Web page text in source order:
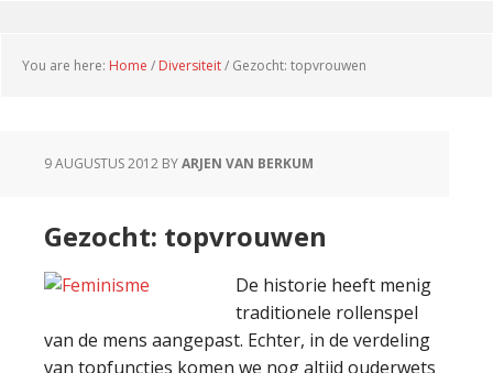
You are here: Home / Diversiteit/ Gezocht: topvrouwen
9 AUGUSTUS 2012 BYARJEN VAN BERKUM
Gezocht: topvrouwen
De historie heeft menig
traditionele rollenspel
van de mens aangepast. Echter, in de verdeling
van topfuncties komen we nog altijd ouderwets